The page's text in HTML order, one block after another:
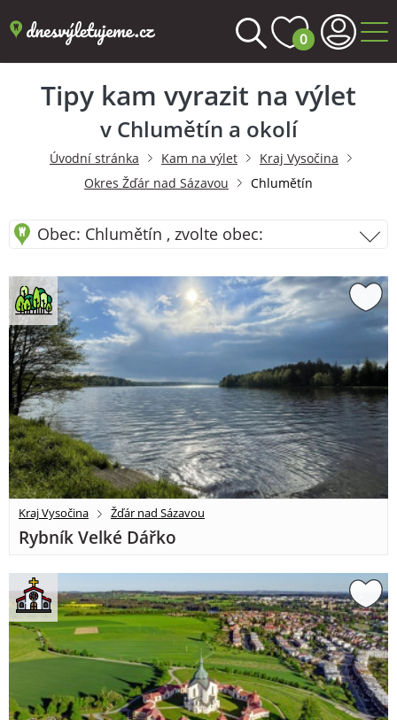
0
Tipy kam vyrazit na výlet
v Chlumětín a okolí
Úvodní stránka Kam na výlet
Kraj Vysočina
Okres Žďár nad Sázavou
Chlumětín
Obec: Chlumětín , zvolte obec:
Kraj Vysočina Žďár nad Sázavou
Rybník Velké Dářko